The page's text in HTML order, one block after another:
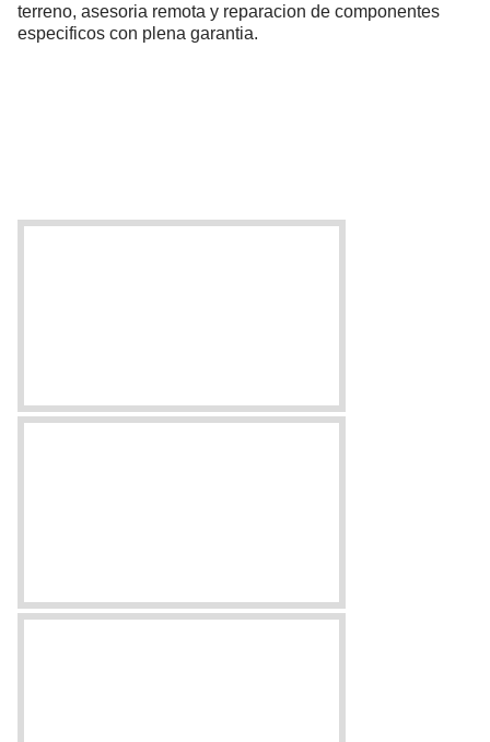
terreno, asesoria remota y reparacion de componentes
especificos con plena garantia.